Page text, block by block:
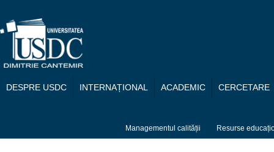
DESPRE USDC INTERNAȚIONAL ACADEMIC CERCETARE
Managementul calității Resurse